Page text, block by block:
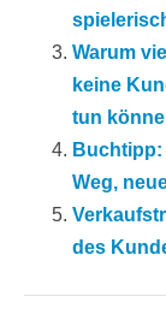
Warum
keine
tun
Weg,
des